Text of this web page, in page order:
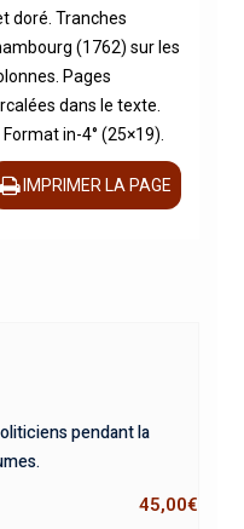
doré. Tranches
(1762) sur les
Pages
dans le texte.
in-4° (25×19).
IMPRIMER LA PAGE
pendant la
45,00€